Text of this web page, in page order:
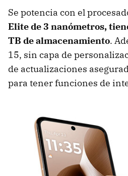
Se potencia con el
Elite de 3 nanómetros,
TB de almacenamiento.
15, sin capa de
de actualizaciones
para tener funciones de